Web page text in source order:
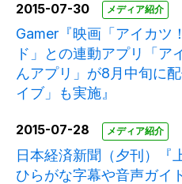
2015-07-30 メディア紹介
Gamer『映画「アイカツ
ド」との連動アプリ「ア
んアプリ」が8月中旬に
イブ」も実施』
2015-07-28 メディア紹介
日本経済新聞（夕刊）『
ひらがな字幕や音声ガイ